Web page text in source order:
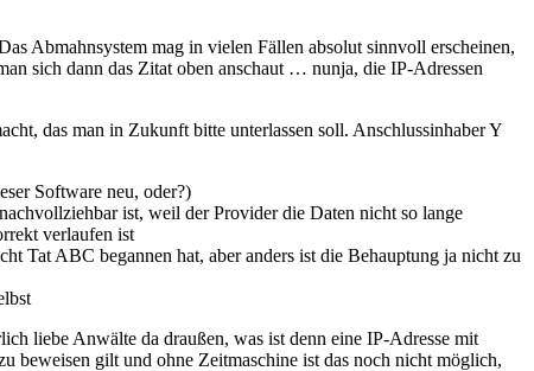
Abmahnsystem mag in vielen Fällen absolut sinnvoll erscheinen,
sich dann das Zitat oben anschaut … nunja, die IP-Adressen
das man in Zukunft bitte unterlassen soll. Anschlussinhaber Y
Software neu, oder?)
ist, weil der Provider die Daten nicht so lange
verlaufen ist
Tat ABC begannen hat, aber anders ist die Behauptung ja nicht zu
liebe Anwälte da draußen, was ist denn eine IP-Adresse mit
beweisen gilt und ohne Zeitmaschine ist das noch nicht möglich,